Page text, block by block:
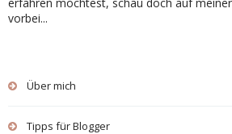
vorbei...
Über mich
Tipps für Blogger